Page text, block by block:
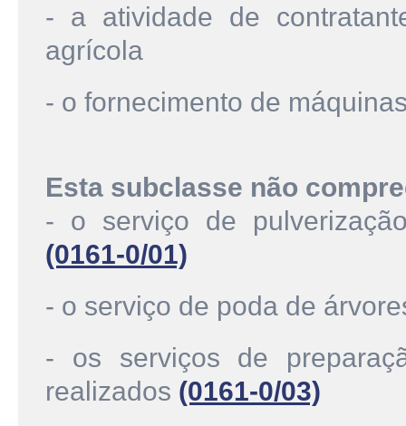
- a atividade de
agrícola
- o fornecimento de
Esta subclasse não
- o serviço de
(0161-0/01)
- o serviço de poda de
- os serviços de
realizados (0161-0/03)